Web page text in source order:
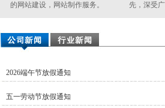
的网站建设，网站制作服务。
先，深受
2026端午节放假通知
五一劳动节放假通知